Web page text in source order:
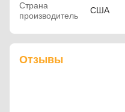
Страна
производитель
США
Отзывы